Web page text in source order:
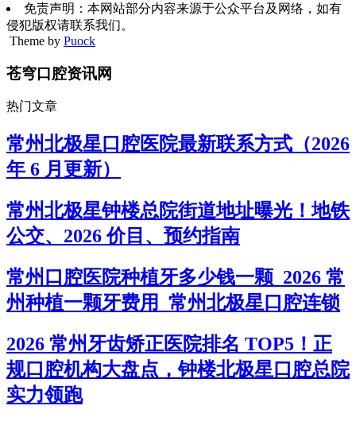
免责声明：本网站部分内容来源于公众平台及网络，如有
侵犯版权请联系我们。
Theme by Puock
苍穹口腔资讯网
热门文章
常州北极星口腔医院最新联系方式（2026
年 6 月更新）
常州北极星钟楼总院街道地址曝光！地铁
公交、2026 价目、预约指南
常州口腔医院种植牙多少钱一颗_2026 常
州种植一颗牙费用_常州北极星口腔连锁
2026 常州牙齿矫正医院排名 TOP5！正
规口腔机构大盘点，钟楼北极星口腔总院
实力领跑